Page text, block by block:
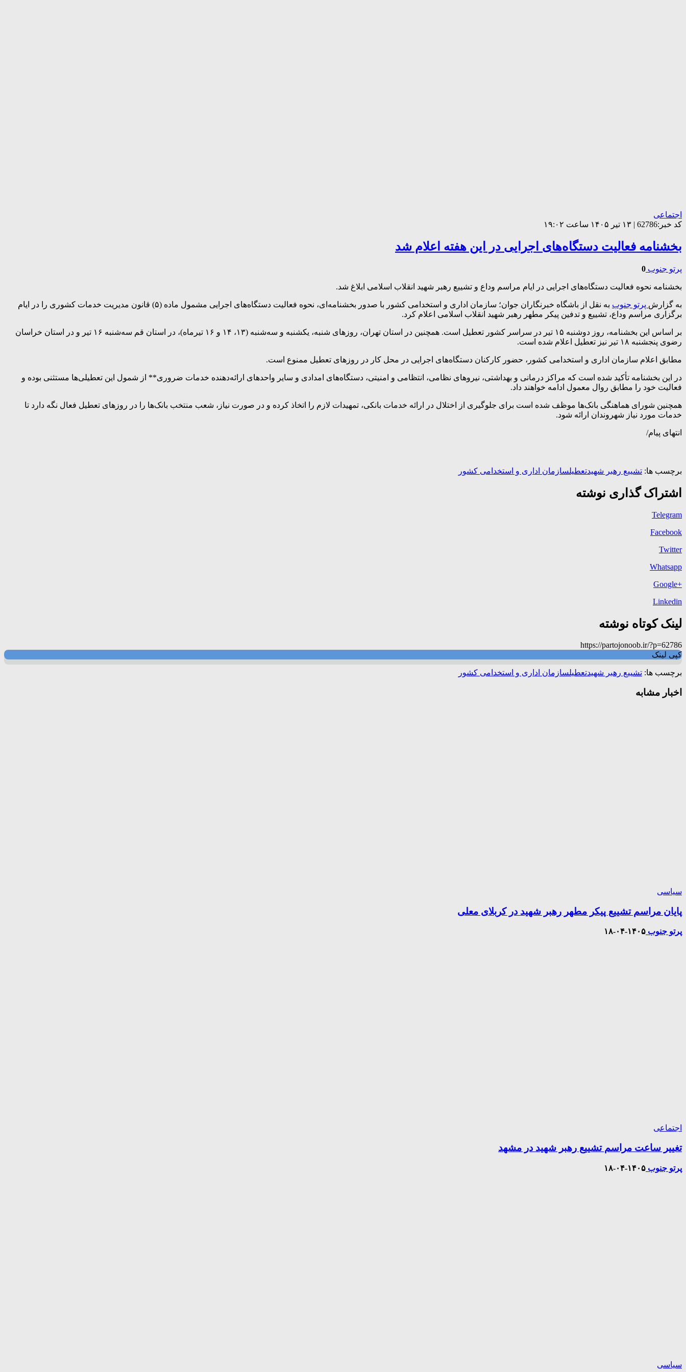
اجتماعی
کد خبر:62786 | ۱۳ تیر ۱۴۰۵ ساعت ۱۹:۰۲
بخشنامه فعالیت دستگاه‌های اجرایی در این هفته اعلام شد
پرتو جنوب 0
بخشنامه نحوه فعالیت دستگاه‌های اجرایی در ایام مراسم وداع و تشییع رهبر شهید انقلاب اسلامی ابلاغ شد.
به گزارش پرتو جنوب
به نقل از باشگاه خبرنگاران جوان؛ سازمان اداری و استخدامی کشور با صدور بخشنامه‌ای، نحوه فعالیت دستگاه‌های اجرایی مشمول ماده (۵) قانون مدیریت خدمات کشوری را در ایام
برگزاری مراسم وداع، تشییع و تدفین پیکر مطهر رهبر شهید انقلاب اسلامی اعلام کرد.
بر اساس این بخشنامه، روز دوشنبه ۱۵ تیر در سراسر کشور تعطیل است. همچنین در استان تهران، روزهای شنبه، یکشنبه و سه‌شنبه (۱۳، ۱۴ و ۱۶ تیرماه)، در استان قم سه‌شنبه ۱۶ تیر و در استان خراسان
رضوی پنجشنبه ۱۸ تیر نیز تعطیل اعلام شده است.
مطابق اعلام سازمان اداری و استخدامی کشور، حضور کارکنان دستگاه‌های اجرایی در محل کار در روزهای تعطیل ممنوع است.
در این بخشنامه تأکید شده است که مراکز درمانی و بهداشتی، نیروهای نظامی، انتظامی و امنیتی، دستگاه‌های امدادی و سایر واحدهای ارائه‌دهنده خدمات ضروری** از شمول این تعطیلی‌ها مستثنی بوده و
فعالیت خود را مطابق روال معمول ادامه خواهند داد.
همچنین شورای هماهنگی بانک‌ها موظف شده است برای جلوگیری از اختلال در ارائه خدمات بانکی، تمهیدات لازم را اتخاذ کرده و در صورت نیاز، شعب منتخب بانک‌ها را در روزهای تعطیل فعال نگه دارد تا
خدمات مورد نیاز شهروندان ارائه شود.
انتهای پیام/
برچسب ها: تشییع رهبر شهیدتعطیلسازمان اداری و استخدامی کشور
اشتراک گذاری نوشته
Telegram
Facebook
Twitter
Whatsapp
+Google
Linkedin
لینک کوتاه نوشته
https://partojonoob.ir/?p=62786
کپی لینک
برچسب ها: تشییع رهبر شهیدتعطیلسازمان اداری و استخدامی کشور
اخبار مشابه
سیاسی
پایان مراسم تشییع پیکر مطهر رهبر شهید در کربلای معلی
پرتو جنوب ۱۴۰۵-۰۴-۱۸
اجتماعی
تغییر ساعت مراسم تشییع رهبر شهید در مشهد
پرتو جنوب ۱۴۰۵-۰۴-۱۸
سیاسی